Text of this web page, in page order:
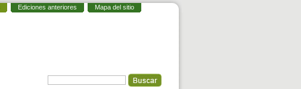
Ediciones anteriores Mapa del sitio